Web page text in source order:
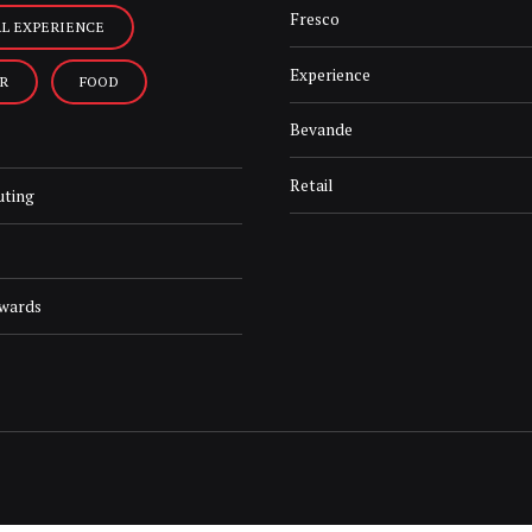
EXPERIENCE
FOOD
Fresco
Experience
Bevande
Retail